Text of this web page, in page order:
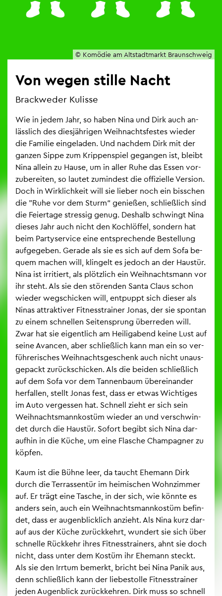
© Ko­mö­die am Alt­stadt­markt Braun­schweig
Von wegen stil­le Nacht
Brack­we­der Ku­lis­se
Wie in jedem Jahr, so haben Nina und Dirk auch an­
läss­lich des dies­jäh­ri­gen Weih­nachts­fes­tes wie­der
die Fa­mi­lie ein­ge­la­den. Und nach­dem Dirk mit der
gan­zen Sippe zum Krip­pen­spiel ge­gan­gen ist, bleibt
Nina al­lein zu Hause, um in aller Ruhe das Essen vor­
zu­be­rei­ten, so lau­tet zu­min­dest die of­fi­zi­el­le Ver­si­on.
Doch in Wirk­lich­keit will sie lie­ber noch ein biss­chen
die "Ruhe vor dem Sturm“ ge­nie­ßen, schlie­ß­lich sind
die Fei­er­ta­ge stres­sig genug. Des­halb schwingt Nina
die­ses Jahr auch nicht den Koch­löf­fel, son­dern hat
beim Par­ty­ser­vice eine ent­spre­chen­de Be­stel­lung
auf­ge­ge­ben. Ge­ra­de als sie es sich auf dem Sofa be­
quem ma­chen will, klin­gelt es je­doch an der Haus­tür.
Nina ist ir­ri­tiert, als plötz­lich ein Weih­nachts­mann vor
ihr steht. Als sie den stö­ren­den Santa Claus schon
wie­der weg­schi­cken will, ent­puppt sich die­ser als
Ninas at­trak­ti­ver Fit­ness­trai­ner Jonas, der sie spon­tan
zu einem schnel­len Sei­ten­sprung über­re­den will.
Zwar hat sie ei­gent­lich am Hei­lig­abend keine Lust auf
seine Avan­cen, aber schlie­ß­lich kann man ein so ver­
füh­re­ri­sches Weih­nachts­ge­schenk auch nicht un­aus­
ge­packt zu­rück­schi­cken. Als die bei­den schlie­ß­lich
auf dem Sofa vor dem Tan­nen­baum über­ein­an­der
her­fal­len, stellt Jonas fest, dass er etwas Wich­ti­ges
im Auto ver­ges­sen hat. Schnell zieht er sich sein
Weih­nachts­mann­kos­tüm wie­der an und ver­schwin­
det durch die Haus­tür. So­fort be­gibt sich Nina dar­
auf­hin in die Küche, um eine Fla­sche Cham­pa­gner zu
köp­fen.
Kaum ist die Bühne leer, da taucht Ehe­mann Dirk
durch die Ter­ras­sen­tür im hei­mi­schen Wohn­zim­mer
auf. Er trägt eine Ta­sche, in der sich, wie könn­te es
an­ders sein, auch ein Weih­nachts­mann­kos­tüm be­fin­
det, dass er au­gen­blick­lich an­zieht. Als Nina kurz dar­
auf aus der Küche zu­rück­kehrt, wun­dert sie sich über
schnel­le Rück­kehr ihres Fit­ness­trai­ners, ahnt sie doch
nicht, dass unter dem Kos­tüm ihr Ehe­mann steckt.
Als sie den Irr­tum be­merkt, bricht bei Nina Panik aus,
denn schlie­ß­lich kann der lie­bes­tol­le Fit­ness­trai­ner
jeden Au­gen­blick zu­rück­keh­ren. Dirk muss so schnell